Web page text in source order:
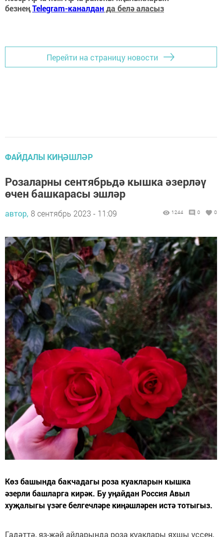
безнеңTelegram-каналданда белә аласыз
Перейти на страницу новости
ФАЙДАЛЫ КИҢӘШЛӘР
Розаларны сентябрьдә кышка әзерләү
өчен башкарасы эшләр
автор, 8 сентябрь 2023 - 11:09 1244 0 0
Көз башында бакчадагы роза куакларын кышка
әзерли башларга кирәк. Бу уңайдан Россия Авыл
хуҗалыгы үзәге белгечләре киңәшләрен истә тотыгыз.
Гадәттә, яз-җәй айларында роза куаклары яхшы үссен,